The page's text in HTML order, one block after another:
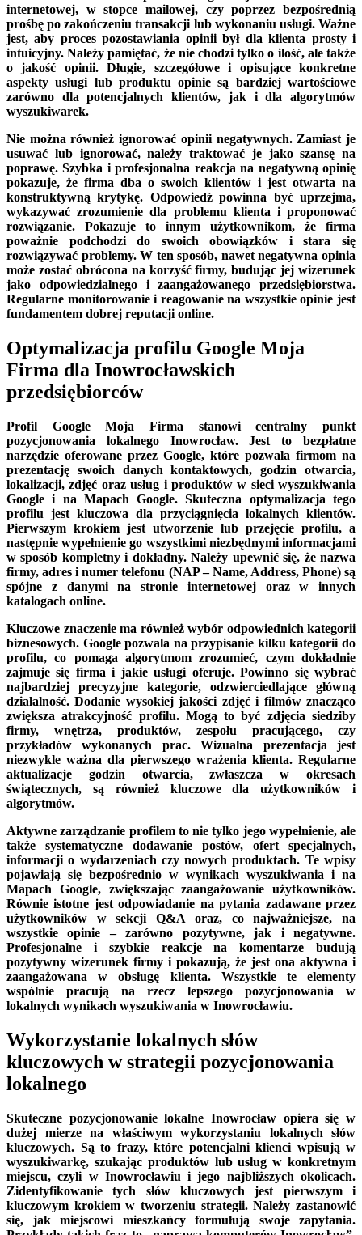
internetowej, w stopce mailowej, czy poprzez bezpośrednią
prośbę po zakończeniu transakcji lub wykonaniu usługi. Ważne
jest, aby proces pozostawiania opinii był dla klienta prosty i
intuicyjny. Należy pamiętać, że nie chodzi tylko o ilość, ale także
o jakość opinii. Długie, szczegółowe i opisujące konkretne
aspekty usługi lub produktu opinie są bardziej wartościowe
zarówno dla potencjalnych klientów, jak i dla algorytmów
wyszukiwarek.
Nie można również ignorować opinii negatywnych. Zamiast je
usuwać lub ignorować, należy traktować je jako szansę na
poprawę. Szybka i profesjonalna reakcja na negatywną opinię
pokazuje, że firma dba o swoich klientów i jest otwarta na
konstruktywną krytykę. Odpowiedź powinna być uprzejma,
wykazywać zrozumienie dla problemu klienta i proponować
rozwiązanie. Pokazuje to innym użytkownikom, że firma
poważnie podchodzi do swoich obowiązków i stara się
rozwiązywać problemy. W ten sposób, nawet negatywna opinia
może zostać obrócona na korzyść firmy, budując jej wizerunek
jako odpowiedzialnego i zaangażowanego przedsiębiorstwa.
Regularne monitorowanie i reagowanie na wszystkie opinie jest
fundamentem dobrej reputacji online.
Optymalizacja profilu Google Moja
Firma dla Inowrocławskich
przedsiębiorców
Profil Google Moja Firma stanowi centralny punkt
pozycjonowania lokalnego Inowrocław. Jest to bezpłatne
narzędzie oferowane przez Google, które pozwala firmom na
prezentację swoich danych kontaktowych, godzin otwarcia,
lokalizacji, zdjęć oraz usług i produktów w sieci wyszukiwania
Google i na Mapach Google. Skuteczna optymalizacja tego
profilu jest kluczowa dla przyciągnięcia lokalnych klientów.
Pierwszym krokiem jest utworzenie lub przejęcie profilu, a
następnie wypełnienie go wszystkimi niezbędnymi informacjami
w sposób kompletny i dokładny. Należy upewnić się, że nazwa
firmy, adres i numer telefonu (NAP – Name, Address, Phone) są
spójne z danymi na stronie internetowej oraz w innych
katalogach online.
Kluczowe znaczenie ma również wybór odpowiednich kategorii
biznesowych. Google pozwala na przypisanie kilku kategorii do
profilu, co pomaga algorytmom zrozumieć, czym dokładnie
zajmuje się firma i jakie usługi oferuje. Powinno się wybrać
najbardziej precyzyjne kategorie, odzwierciedlające główną
działalność. Dodanie wysokiej jakości zdjęć i filmów znacząco
zwiększa atrakcyjność profilu. Mogą to być zdjęcia siedziby
firmy, wnętrza, produktów, zespołu pracującego, czy
przykładów wykonanych prac. Wizualna prezentacja jest
niezwykle ważna dla pierwszego wrażenia klienta. Regularne
aktualizacje godzin otwarcia, zwłaszcza w okresach
świątecznych, są również kluczowe dla użytkowników i
algorytmów.
Aktywne zarządzanie profilem to nie tylko jego wypełnienie, ale
także systematyczne dodawanie postów, ofert specjalnych,
informacji o wydarzeniach czy nowych produktach. Te wpisy
pojawiają się bezpośrednio w wynikach wyszukiwania i na
Mapach Google, zwiększając zaangażowanie użytkowników.
Równie istotne jest odpowiadanie na pytania zadawane przez
użytkowników w sekcji Q&A oraz, co najważniejsze, na
wszystkie opinie – zarówno pozytywne, jak i negatywne.
Profesjonalne i szybkie reakcje na komentarze budują
pozytywny wizerunek firmy i pokazują, że jest ona aktywna i
zaangażowana w obsługę klienta. Wszystkie te elementy
wspólnie pracują na rzecz lepszego pozycjonowania w
lokalnych wynikach wyszukiwania w Inowrocławiu.
Wykorzystanie lokalnych słów
kluczowych w strategii pozycjonowania
lokalnego
Skuteczne pozycjonowanie lokalne Inowrocław opiera się w
dużej mierze na właściwym wykorzystaniu lokalnych słów
kluczowych. Są to frazy, które potencjalni klienci wpisują w
wyszukiwarkę, szukając produktów lub usług w konkretnym
miejscu, czyli w Inowrocławiu i jego najbliższych okolicach.
Zidentyfikowanie tych słów kluczowych jest pierwszym i
kluczowym krokiem w tworzeniu strategii. Należy zastanowić
się, jak miejscowi mieszkańcy formułują swoje zapytania.